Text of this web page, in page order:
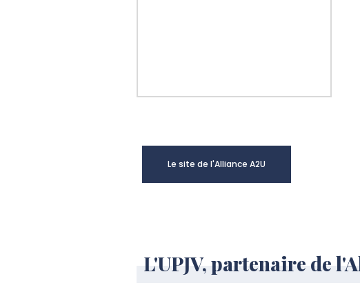
Le site de l'Alliance A2U
L'UPJV, partenaire de